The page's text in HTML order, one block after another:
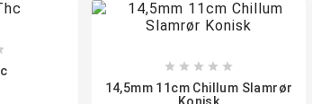
    
14,5mm 11cm Chillum Slamrør